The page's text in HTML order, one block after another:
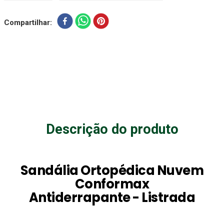
Compartilhar
Descrição do produto
Sandália Ortopédica Nuvem
Conformax
Antiderrapante - Listrada